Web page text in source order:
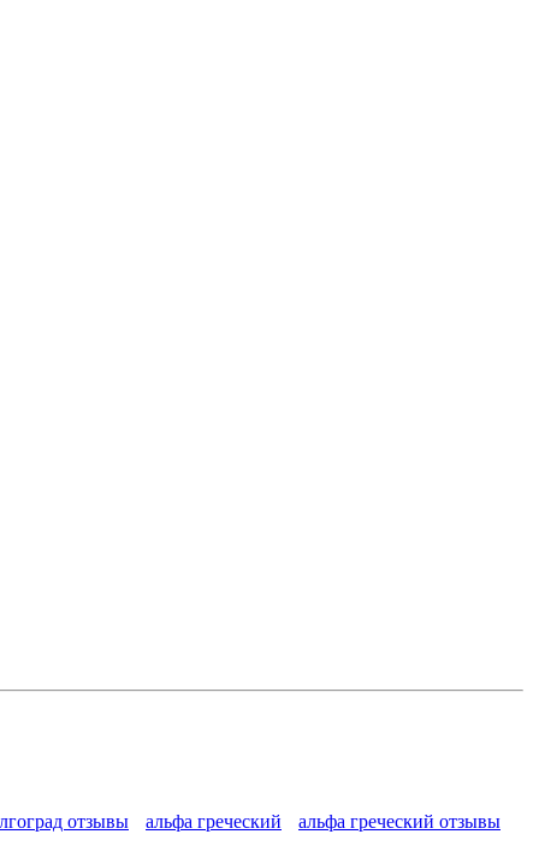
отзывы альфа греческий альфа греческий отзывы